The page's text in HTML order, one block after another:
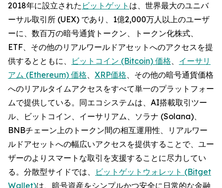
2018年に設立された ビットゲット は、世界最大のユニバ
ーサル取引所 (UEX) であり、1億2,000万人以上のユーザ
ーに、数百万の暗号通貨トークン、トークン化株式、
ETF、その他のリアルワールドアセットへのアクセスを提
供するとともに、
ビットコイン (Bitcoin) 価格
イーサリ
アム (Ethereum) 価格
XRP価格 、その他の暗号通貨価格
へのリアルタイムアクセスをすべて単一のプラットフォー
ムで提供している。同エコシステムは、AI搭載取引ツー
ル、ビットコイン、イーサリアム、ソラナ (Solana)、
BNBチェーン上のトークン間の相互運用性、リアルワー
ルドアセットへの幅広いアクセスを提供することで、ユー
ザーのよりスマートな取引を支援することに尽力してい
る。分散型サイドでは、
ビットゲットウォレット (Bitget
Wallet)は、暗号資産をシンプルかつ安全に日常的な金融